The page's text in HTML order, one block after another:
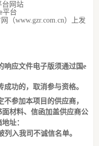
台网站
平台
（www.gzr.com.cn）上发
响应文件电子版须通过国e
功的，取消参与资格。
参加本项目的供应商，
材料、信函加盖供应商公
址：
列 入我司 不诚信名单。